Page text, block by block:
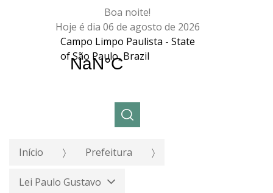
Boa noite!
Hoje é dia 06 de agosto de 2026
Campo Limpo Paulista - State
of São Paulo, Brazil
Início Prefeitura
Lei Paulo Gustavo